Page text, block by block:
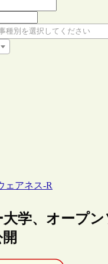
種別を選択してください
してください
ェアネス-R
学、オープ